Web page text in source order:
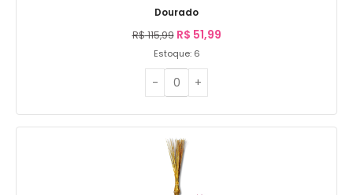
Dourado
R$115,99 R$ 51,99
Estoque: 6